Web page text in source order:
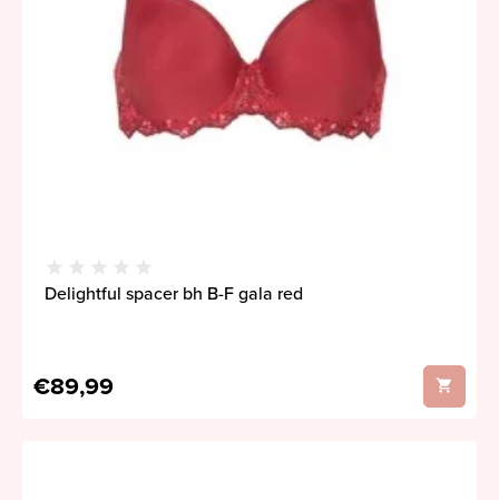
Delightful spacer bh B-F gala red
€89,99